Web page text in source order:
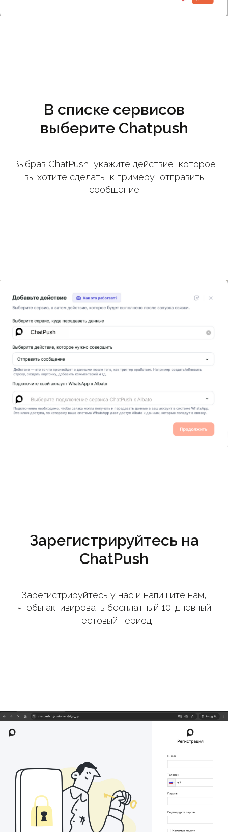
В списке сервисов
выберите Chatpush
Выбрав ChatPush, укажите действие, которое
вы хотите сделать, к примеру, отправить
сообщение
Зарегистрируйтесь на
ChatPush
Зарегистрируйтесь у нас и напишите нам,
чтобы активировать бесплатный 10-дневный
тестовый период